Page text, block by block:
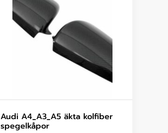
Audi A4_A3_A5 äkta kolfiber
spegelkåpor